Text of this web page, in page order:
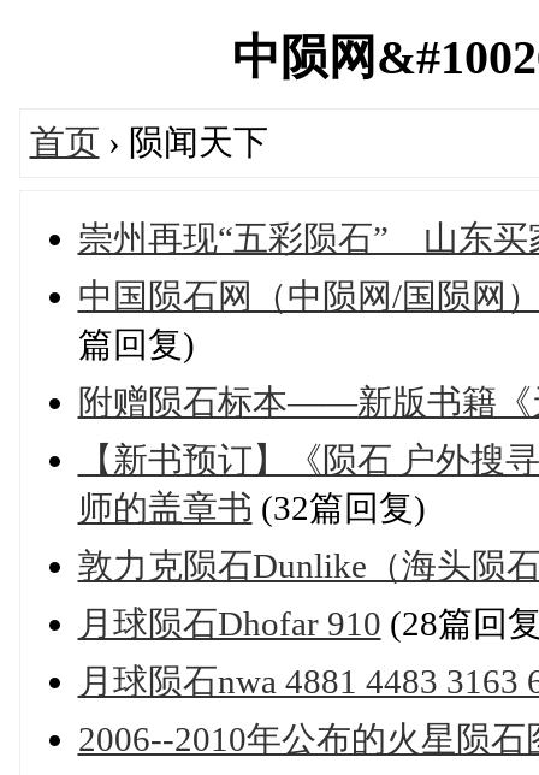
中陨网
首页 › 陨闻天下
崇州再现“五彩陨石” 山东买
中国陨石网（中陨网/国陨网
篇回复)
附赠陨石标本——新版书籍《
【新书预订】《陨石 户外搜
师的盖章书 (32篇回复)
敦力克陨石Dunlike（海头陨
月球陨石Dhofar 910 (28篇回
月球陨石nwa 4881 4483 3163
2006--2010年公布的火星陨石